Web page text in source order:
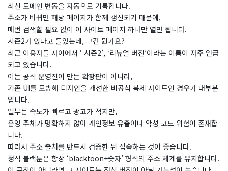
최신 도메인 변동을 자동으로 기록합니다.
주소가 바뀌면 해당 페이지가 함께 갱신되기 때문에,
매번 검색할 필요 없이 이 사이트 페이지 하나만 열면 됩니다.
시즌2가 있다고 들었는데, 그건 뭔가요?
​최근 이용자들 사이에서 ‘ 시즌2’, ‘리뉴얼 버전’이라는 이름이 자주 언급
되고 있습니다.
이는 공식 운영진이 만든 확장판이 아니라,
기존 UI를 모방해 디자인을 개선한 비공식 복제 사이트인 경우가 대부분
입니다.
일부는 속도가 빠르고 광고가 적지만,
운영 주체가 명확하지 않아 개인정보 유출이나 악성 코드 위험이 존재합
니다.
따라서 주소 출처를 반드시 검증한 뒤 접속하는 것이 좋습니다.
정식 블랙툰은 항상 ‘blacktoon+숫자’ 형식의 주소 체계를 유지합니다.